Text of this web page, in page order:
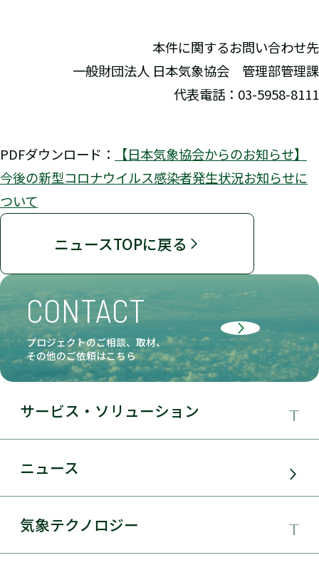
本件に関するお問い合わせ先
一般財団法人 日本気象協会 管理部管理課
代表電話：03-5958-8111
PDFダウンロード：
【日本気象協会からのお知らせ】
今後の新型コロナウイルス感染者発生状況お知らせに
ついて
ニュースTOPに戻る
CONTACT
プロジェクトのご相談、取材、
その他のご依頼はこちら
サービス・ソリューション
事業領域
サービス・ソリューション
ニュース
気象テクノロジー